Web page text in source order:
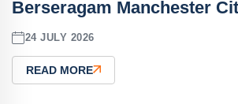
Berseragam Manchester
24 JULY 2026
READ MORE